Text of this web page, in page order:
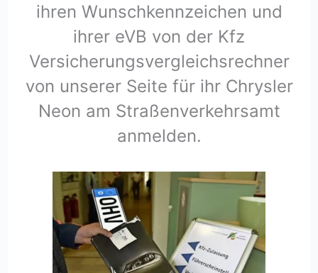
ihren Wunschkennzeichen und
ihrer eVB von der Kfz
Versicherungsvergleichsrechner
von unserer Seite für ihr Chrysler
Neon am Straßenverkehrsamt
anmelden.